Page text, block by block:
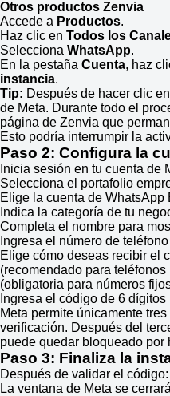
Otros productos Zenvia
Accede a Productos.
Haz clic en Todos los
Selecciona WhatsApp.
En la pestaña Cuenta, haz
instancia.
Tip: Después de hacer clic
de Meta. Durante todo el
página de Zenvia que
Esto podría interrumpir la
Paso 2: Configura la
Inicia sesión en tu cuenta de
Selecciona el portafolio
Elige la cuenta de
Indica la categoría de tu
Completa el nombre para
Ingresa el número de
Elige cómo deseas recibir el
(recomendado para
(obligatoria para números
Ingresa el código de 6 dígitos
Meta permite únicamente
verificación. Después del
puede quedar bloqueado por
Paso 3: Finaliza la
Después de validar el código:
La ventana de Meta se